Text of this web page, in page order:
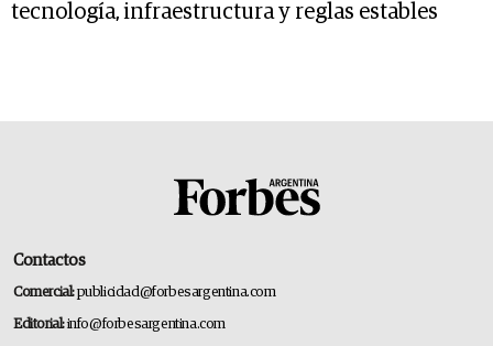
tecnología, infraestructura y reglas estables
Contactos
Comercial:publicidad@forbesargentina.com
Editorial:info@forbesargentina.com